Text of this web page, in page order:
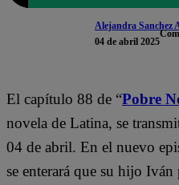
Alejandra Sanchez
04 de abril 2025
El capítulo 88 de “Pobre
novela de Latina, se
04 de abril. En el nuevo
se enterará que su hijo